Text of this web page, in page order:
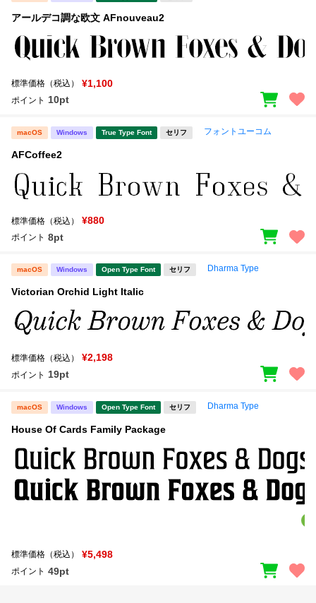
アールデコ調な欧文 AFnouveau2
標準価格（税込） ¥1,100
ポイント 10pt
macOS Windows True Type Font セリフ フォントユーコム
AFCoffee2
標準価格（税込） ¥880
ポイント 8pt
macOS Windows Open Type Font セリフ Dharma Type
Victorian Orchid Light Italic
標準価格（税込） ¥2,198
ポイント 19pt
macOS Windows Open Type Font セリフ Dharma Type
House Of Cards Family Package
標準価格（税込） ¥5,498
ポイント 49pt